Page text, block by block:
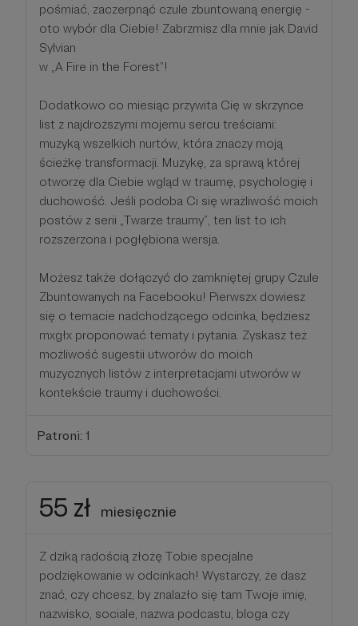
pośmiać, zaczerpnąć czule zbuntowaną energię -
oto wybór dla Ciebie! Zabrzmisz dla mnie jak David
Sylvian
w „A Fire in the Forest”!
Dodatkowo co miesiąc przywita Cię w skrzynce
list z najdroższymi mojemu sercu treściami:
muzyką wszelkich nurtów, która znaczy moją
ścieżkę transformacji. Muzykę, za sprawą której
otworzę dla Ciebie wgląd w traumę, psychologię i
duchowość. Jeśli podoba Ci się wrażliwość moich
postów z serii „Twarze traumy”, ten list to ich
rozszerzona i pogłębiona wersja.
Możesz także dołączyć do zamkniętej grupy Czule
Zbuntowanych na Facebooku! Pierwszx dowiesz
się o temacie nadchodzącego odcinka, będziesz
mxgłx proponować tematy i pytania. Zyskasz też
możliwość sugestii utworów do moich
muzycznych listów z interpretacjami utworów w
kontekście traumy i duchowości.
Patroni: 1
55 zł miesięcznie
Z dziką radością złożę Tobie specjalne
podziękowanie w odcinkach! Wystarczy, że dasz
znać, czy chcesz, by znalazło się tam Twoje imię,
nazwisko, sociale, nazwa podcastu, bloga czy